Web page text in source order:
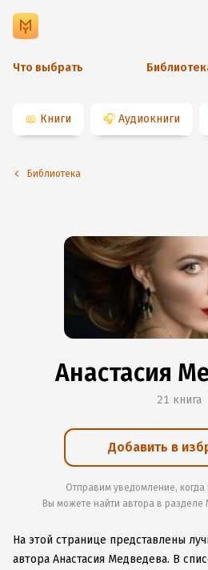
Что выбрать
📖 Книги 🎧 Аудиокниги
Библиотека
Анастасия
21 книга
Добавить в
Отправим уведомление, когда
Вы можете найти автора в
На этой странице представлены
автора Анастасия Медведева. В